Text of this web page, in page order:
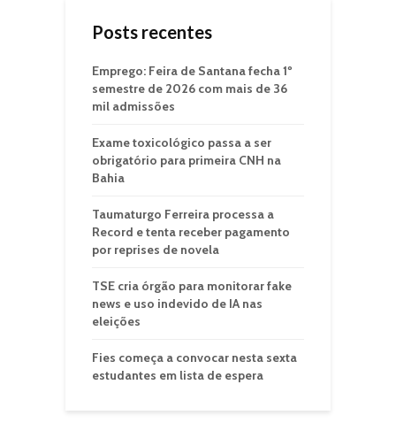
Posts recentes
Emprego: Feira de Santana fecha 1º
semestre de 2026 com mais de 36
mil admissões
Exame toxicológico passa a ser
obrigatório para primeira CNH na
Bahia
Taumaturgo Ferreira processa a
Record e tenta receber pagamento
por reprises de novela
TSE cria órgão para monitorar fake
news e uso indevido de IA nas
eleições
Fies começa a convocar nesta sexta
estudantes em lista de espera